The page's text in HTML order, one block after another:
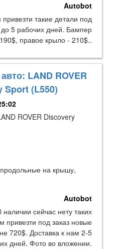
Autobot
такие детали под
до 5 рабочих дней. Бампер
правое крыло - 210$..
LAND ROVER
Sport (L550)
ROVER Discovery
продольные на крышу,
Autobot
наличии сейчас нету таких
привезти под заказ новые
720$. Доставка к нам 2-5
дней. Фото во вложении.